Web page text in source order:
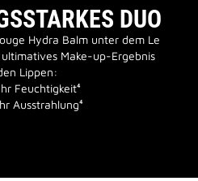
DUO
Hydra Balm unter dem Le
Make-up-Ergebnis
Lippen:
Feuchtigkeit⁴
Ausstrahlung⁴